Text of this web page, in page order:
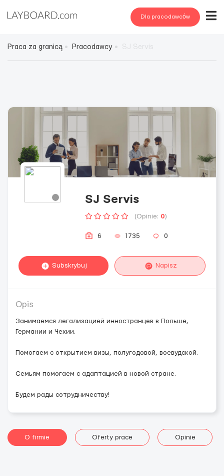
Dla pracodawców
Praca za granicą Pracodawcy
SJ Servis
(Opinie: 0)
6 1735 0
Subskrybuj Napisz
Opis
Занимаемся легализацией инностранцев в Польше,
Германии и Чехии.
Помогаем с открытием визы, полугодовой, воевудской.
Семьям помогаем с адаптацией в новой стране.
Будем рады сотрудничеству!
O firmie Oferty prace Opinie